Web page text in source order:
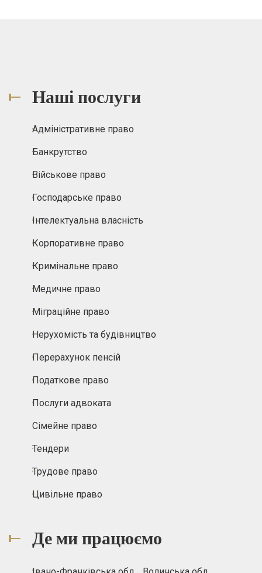
Наші послуги
Адміністративне право
Банкрутство
Військове право
Господарське право
Інтелектуальна власність
Корпоративне право
Кримінальне право
Медичне право
Міграційне право
Нерухомість та будівництво
Перерахунок пенсій
Податкове право
Послуги адвоката
Сімейне право
Тендери
Трудове право
Цивільне право
Де ми працюємо